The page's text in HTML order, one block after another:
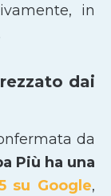
in
dai
da
Più ha una
su Google,